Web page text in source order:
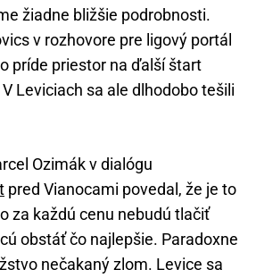
žiadne bližšie podrobnosti.
v rozhovore pre ligový portál
príde priestor na ďalší štart
Leviciach sa ale dlhodobo tešili
Ozimák v dialógu
pred Vianocami povedal, že je to
za každú cenu nebudú tlačiť
obstáť čo najlepšie. Paradoxne
nečakaný zlom. Levice sa